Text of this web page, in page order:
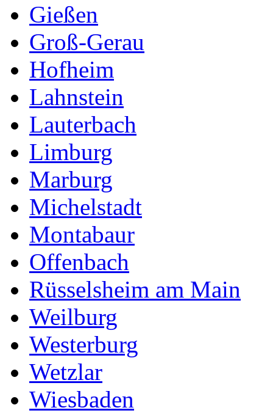
Gießen
Groß-Gerau
Hofheim
Lahnstein
Lauterbach
Limburg
Marburg
Michelstadt
Montabaur
Offenbach
Rüsselsheim am Main
Weilburg
Westerburg
Wetzlar
Wiesbaden